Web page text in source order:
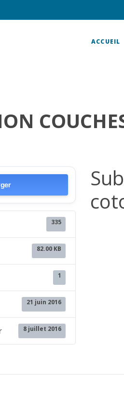
ACCUEIL
335
82.00 KB
1
21 juin 2016
8 juillet 2016